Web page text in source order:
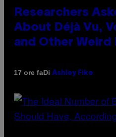
Researchers
About Déjà Vu,
and Other Weird
17 ore faDi Ashley Fike